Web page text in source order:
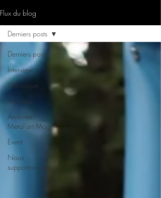
Flux du blog
Derniers posts
Interview
Chronique
Musique
Archives
Metal’art Mag
Event
Nous
supportons…
Derniers posts